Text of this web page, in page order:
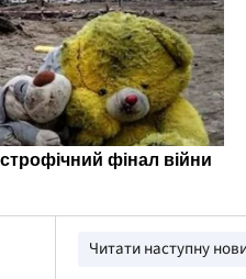
Читати наступну